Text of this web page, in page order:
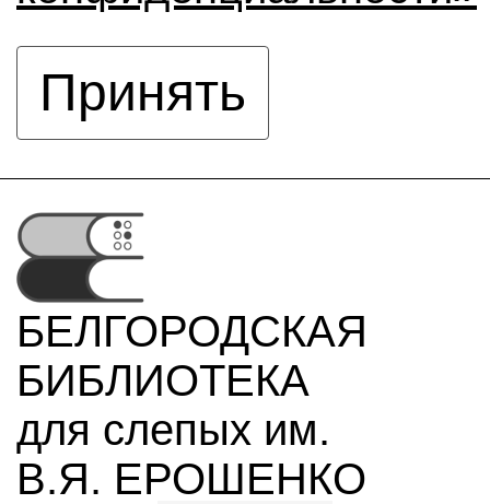
Принять
БЕЛГОРОДСКАЯ
БИБЛИОТЕКА
для слепых им.
В.Я. ЕРОШЕНКО